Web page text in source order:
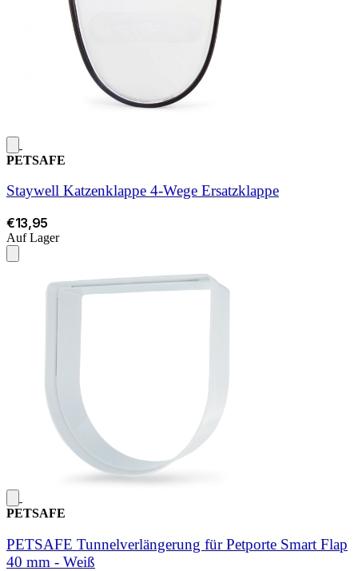
PETSAFE
Staywell Katzenklappe 4-Wege Ersatzklappe
€13,95
Auf Lager
PETSAFE
PETSAFE Tunnelverlängerung für Petporte Smart Flap
40 mm - Weiß